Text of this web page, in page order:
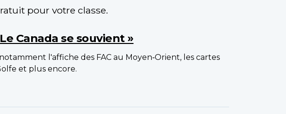
pour votre classe.
Canada se souvient »
l'affiche des FAC au Moyen‑Orient, les cartes
et plus encore.